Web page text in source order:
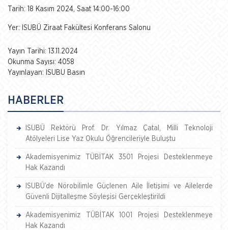
Tarih: 18 Kasım 2024, Saat 14:00-16:00
Yer: ISUBÜ Ziraat Fakültesi Konferans Salonu
Yayın Tarihi: 13.11.2024
Okunma Sayısı: 4058
Yayınlayan: ISUBU Basın
HABERLER
ISUBÜ Rektörü Prof. Dr. Yılmaz Çatal, Milli Teknoloji
Atölyeleri Lise Yaz Okulu Öğrencileriyle Buluştu
Akademisyenimiz TÜBİTAK 3501 Projesi Desteklenmeye
Hak Kazandı
ISUBÜ’de Nörobilimle Güçlenen Aile İletişimi ve Ailelerde
Güvenli Dijitalleşme Söyleşisi Gerçekleştirildi
Akademisyenimiz TÜBİTAK 1001 Projesi Desteklenmeye
Hak Kazandı